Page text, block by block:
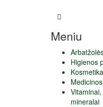
Meniu
Higienos
Kosmetika
mineralai